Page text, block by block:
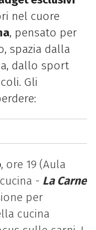
nel cuore
, pensato per
spazia dalla
dallo sport
Gli
, ore 19 (Aula
- La Carne
per
cucina